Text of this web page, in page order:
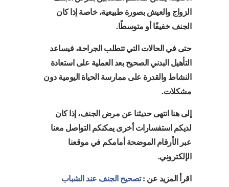
الزواج والعيش بصورة طبيعية، خاصة إذا كان
الجنف خفيفًا أو متوسطًا.
حتى في الحالات التي تتطلب الجراحة، فيساعد
التأهيل البدني الصحيح بعد العملية على استعادة
النشاط والقدرة على ممارسة الحياة اليومية دون
مشكلات.
إلى هنا انتهى حديثنا عن مرض الجنف، إذا كان
لديكم استفسارات أخرى يمكنكم التواصل معنا
عبر الأرقام الموضحة أمامكم في موقعنا
الإلكتروني.
اقرأ المزيد عن :تصحيح الجنف عند الشباب